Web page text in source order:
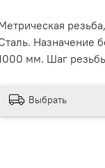
Назначение
мм. Шаг
Выбрать